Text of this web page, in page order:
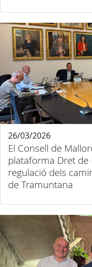
El Consell de
plataforma Dret de
regulació dels
de Tramuntana
26/03/2026